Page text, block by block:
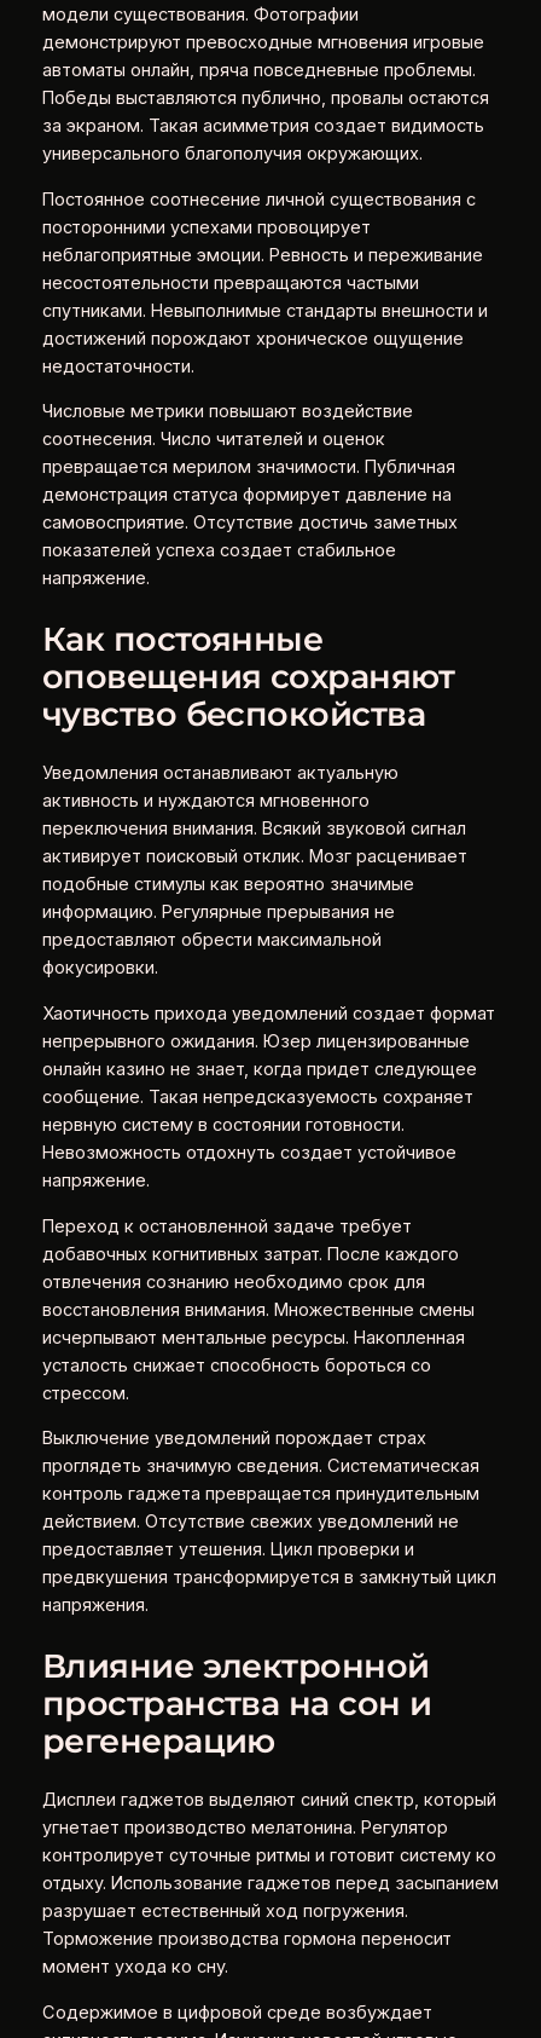
модели существования. Фотографии
демонстрируют превосходные мгновения игровые
автоматы онлайн, пряча повседневные проблемы.
Победы выставляются публично, провалы остаются
за экраном. Такая асимметрия создает видимость
универсального благополучия окружающих.
Постоянное соотнесение личной существования с
посторонними успехами провоцирует
неблагоприятные эмоции. Ревность и переживание
несостоятельности превращаются частыми
спутниками. Невыполнимые стандарты внешности и
достижений порождают хроническое ощущение
недостаточности.
Числовые метрики повышают воздействие
соотнесения. Число читателей и оценок
превращается мерилом значимости. Публичная
демонстрация статуса формирует давление на
самовосприятие. Отсутствие достичь заметных
показателей успеха создает стабильное
напряжение.
Как постоянные
оповещения сохраняют
чувство беспокойства
Уведомления останавливают актуальную
активность и нуждаются мгновенного
переключения внимания. Всякий звуковой сигнал
активирует поисковый отклик. Мозг расценивает
подобные стимулы как вероятно значимые
информацию. Регулярные прерывания не
предоставляют обрести максимальной
фокусировки.
Хаотичность прихода уведомлений создает формат
непрерывного ожидания. Юзер лицензированные
онлайн казино не знает, когда придет следующее
сообщение. Такая непредсказуемость сохраняет
нервную систему в состоянии готовности.
Невозможность отдохнуть создает устойчивое
напряжение.
Переход к остановленной задаче требует
добавочных когнитивных затрат. После каждого
отвлечения сознанию необходимо срок для
восстановления внимания. Множественные смены
исчерпывают ментальные ресурсы. Накопленная
усталость снижает способность бороться со
стрессом.
Выключение уведомлений порождает страх
проглядеть значимую сведения. Систематическая
контроль гаджета превращается принудительным
действием. Отсутствие свежих уведомлений не
предоставляет утешения. Цикл проверки и
предвкушения трансформируется в замкнутый цикл
напряжения.
Влияние электронной
пространства на сон и
регенерацию
Дисплеи гаджетов выделяют синий спектр, который
угнетает производство мелатонина. Регулятор
контролирует суточные ритмы и готовит систему ко
отдыху. Использование гаджетов перед засыпанием
разрушает естественный ход погружения.
Торможение производства гормона переносит
момент ухода ко сну.
Содержимое в цифровой среде возбуждает